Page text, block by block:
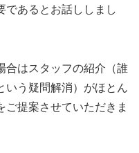
であるとお話ししまし
合はスタッフの紹介（誰
いう疑問解消）がほとん
提案させていただきま